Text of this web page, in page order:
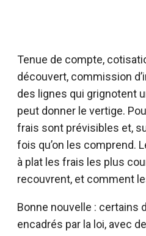
Tenue de compte,
découvert, commission
des lignes qui grignotent
peut donner le vertige.
frais sont prévisibles et,
fois qu’on les comprend.
à plat les frais les plus
recouvrent, et comment
Bonne nouvelle : certains
encadrés par la loi, avec